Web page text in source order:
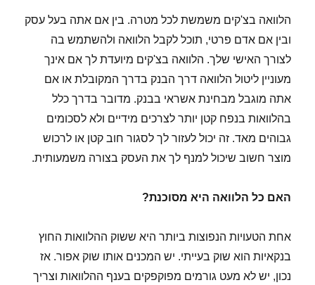
הלוואה בצ'קים משמשת לכל מטרה. בין אם אתה בעל עסק
ובין אם אדם פרטי, תוכל לקבל הלוואה ולהשתמש בה
לצורך האישי שלך. הלוואה בצ'קים מיועדת לך אם אינך
מעוניין ליטול הלוואה דרך הבנק בדרך המקובלת או אם
אתה מוגבל מבחינת אשראי בבנק. מדובר בדרך כלל
בהלוואות בנפח קטן יותר לצרכים מידיים ולא לסכומים
גבוהים מאד. זה יכול לעזור לך לסגור חוב קטן או לרכוש
מוצר חשוב שיכול למנף לך את העסק בצורה משמעותית.
האם כל הלוואה היא מסוכנת?
אחת הטעויות הנפוצות ביותר היא ששוק ההלוואות החוץ
בנקאיות הוא שוק בעייתי. יש המכנים אותו שוק אפור. אז
נכון, יש לא מעט גורמים מפוקפקים בענף ההלוואות וצריך